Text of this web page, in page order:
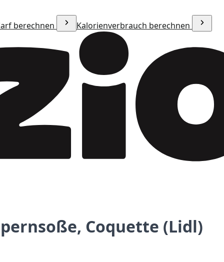
berechnen Kalorienverbrauch berechnen
Coquette (Lidl)